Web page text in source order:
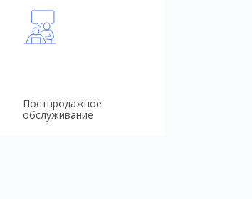
Постпродажное
обслуживание